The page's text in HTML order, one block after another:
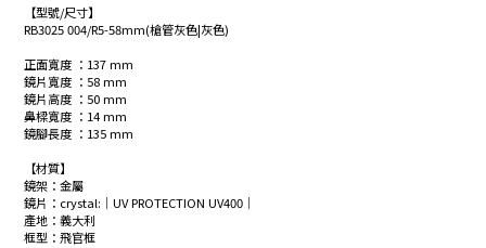
【型號/尺寸】
RB3025 004/R5-58mm(槍管灰色|灰色)
正面寬度 ：137 mm
鏡片寬度 ：58 mm
鏡片高度 ：50 mm
鼻樑寬度 ：14 mm
鏡腳長度 ：135 mm
【材質】
鏡架：金屬
鏡片：crystal:│UV PROTECTION UV400│
產地：義大利
框型：飛官框